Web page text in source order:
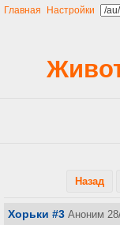
Главная Настройки
Назад
Хорьки #3 Аноним